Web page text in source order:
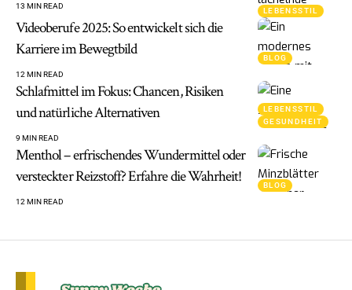
LEBENSSTIL
13 MIN READ
BLOG
Videoberufe 2025: So entwickelt sich die
Karriere im Bewegtbild
12 MIN READ
LEBENSSTIL
GESUNDHEIT
Schlafmittel im Fokus: Chancen, Risiken
und natürliche Alternativen
9 MIN READ
BLOG
Menthol – erfrischendes Wundermittel oder
versteckter Reizstoff? Erfahre die Wahrheit!
12 MIN READ